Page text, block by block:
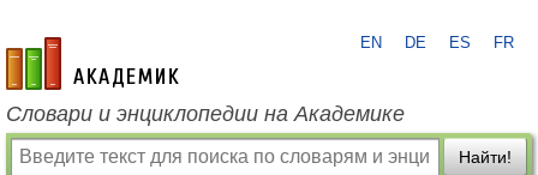
academic.ru
EN DE ES FR
Словари и энциклопедии на Академике
Найти!